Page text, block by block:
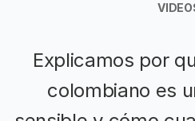
Explicamos por
colombiano es